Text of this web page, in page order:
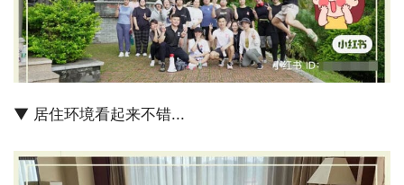
▼ 居住环境看起来不错...